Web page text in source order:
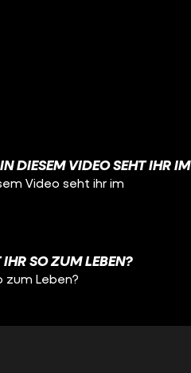
DIESEM VIDEO SEHT IHR
Video seht ihr im
SO ZUM LEBEN?
zum Leben?